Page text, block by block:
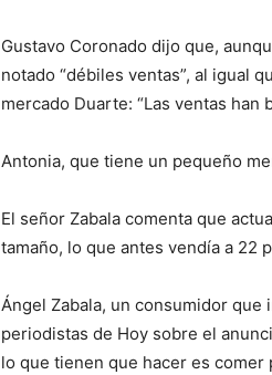
Gustavo Coronado dijo que,
notado “débiles ventas”, al igual
mercado Duarte: “Las ventas han
Antonia, que tiene un pequeño
El señor Zabala comenta que
tamaño, lo que antes vendía a 22
Ángel Zabala, un consumidor
periodistas de Hoy sobre el
lo que tienen que hacer es comer